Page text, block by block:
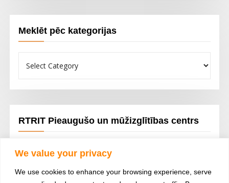
We value your privacy
We use cookies to enhance your browsing experience, serve
Meklēt pēc kategorijas
pēc
RTRIT Pieaugušo un mūžizglītības centrs
dažādi kursi